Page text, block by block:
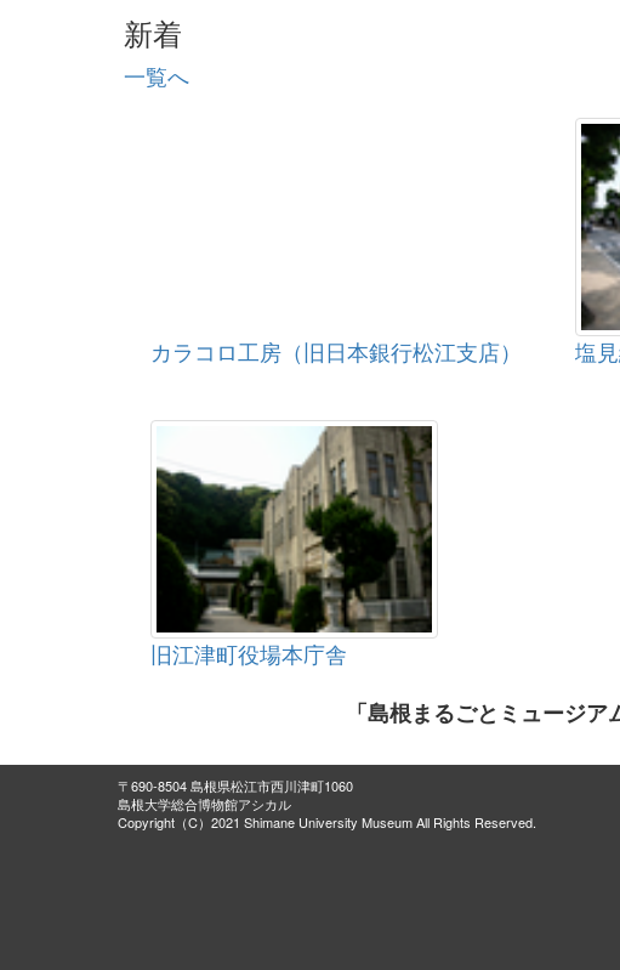
新着
一覧へ
カラコロ工房（旧日本銀行松江支店） 塩
旧江津町役場本庁舎
「島根まるごとミュージ
〒690-8504 島根県松江市西川津町1060
島根大学総合博物館アシカル
Copyright（C）2021 Shimane University Museum All Rights Reserved.